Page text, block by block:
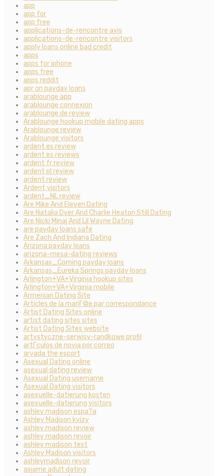
app
app for
app free
applications-de-rencontre avis
applications-de-rencontre visitors
apply loans online bad credit
apps
apps for iphone
apps free
apps reddit
apr on payday loans
arablounge app
arablounge connexion
arablounge de review
Arablounge hookup mobile dating apps
Arablounge review
Arablounge visitors
ardent es review
ardent es reviews
ardent fr review
ardent pl review
ardent review
Ardent visitors
ardent_NL review
Are Mike And Eleven Dating
Are Natalia Dyer And Charlie Heaton Still Dating
Are Nicki Minaj And Lil Wayne Dating
are payday loans safe
Are Zach And Indiana Dating
Arizona payday loans
arizona-mesa-dating reviews
Arkansas_Corning payday loans
Arkansas_Eureka Springs payday loans
Arlington+VA+Virginia hookup sites
Arlington+VA+Virginia mobile
Armenian Dating Site
Articles de la mariГ©e par correspondance
Artist Dating Sites online
artist dating sites sites
Artist Dating Sites website
artystyczne-serwisy-randkowe profil
artГ­culos de novia por correo
arvada the escort
Asexual Dating online
asexual dating review
Asexual Dating username
Asexual Dating visitors
asexuelle-datierung kosten
asexuelle-datierung visitors
ashley madison espa?a
Ashley Madison kvizy
ashley madison review
ashley madison revoir
ashley madison test
Ashley Madison visitors
ashleymadison revoir
asiame adult dating